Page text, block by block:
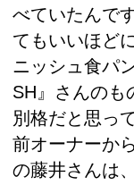
べていたんで
てもいいほど
ニッシュ食パ
SH』さんのも
別格だと思っ
前オーナーか
の藤井さんは